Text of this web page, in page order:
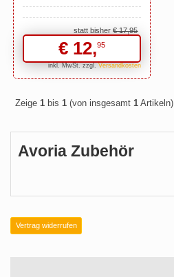
Vertrag widerrufen
statt bisher€ 17,95
€ 12,95
inkl. MwSt. zzgl.Versandkosten
Zeige 1 bis 1 (von insgesamt 1 Artikeln)
Avoria Zubehör